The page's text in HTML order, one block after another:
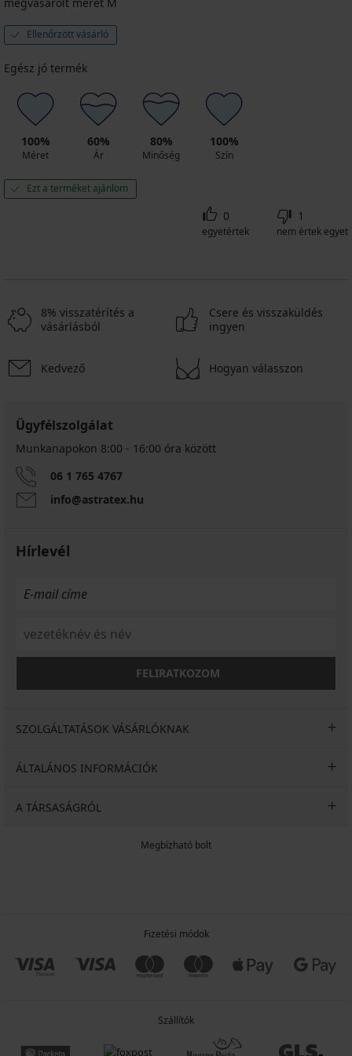
3+1
INGYEN
3+1
INGYEN
3+1
INGYEN
INGYEN
INGYEN
Ellenőrzött vásárló
Egész jó termék
100%
Méret
60%
Ár
80%
Minőség
100%
Szín
Ezt a terméket ajánlom
0
egyetértek
1
nem értek egyet
8% visszatérítés a
vásárlásból
Csere és visszaküldés
ingyen
Kedvező Hogyan válasszon
Ügyfélszolgálat
Munkanapokon 8:00 - 16:00 óra között
06 1 765 4767
info@astratex.hu
Hírlevél
FELIRATKOZOM
SZOLGÁLTATÁSOK VÁSÁRLÓKNAK
ÁLTALÁNOS INFORMÁCIÓK
A TÁRSASÁGRÓL
Megbízható bolt
Fizetési módok
Szállítók